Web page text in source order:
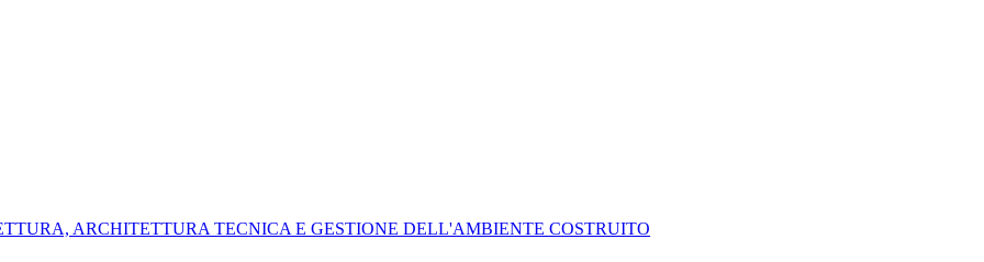
ARCHITETTURA TECNICA E GESTIONE DELL'AMBIENTE COSTRUITO